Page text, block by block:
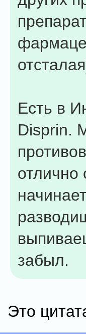
Есть в
Disprin.
отлично
забыл.
Это